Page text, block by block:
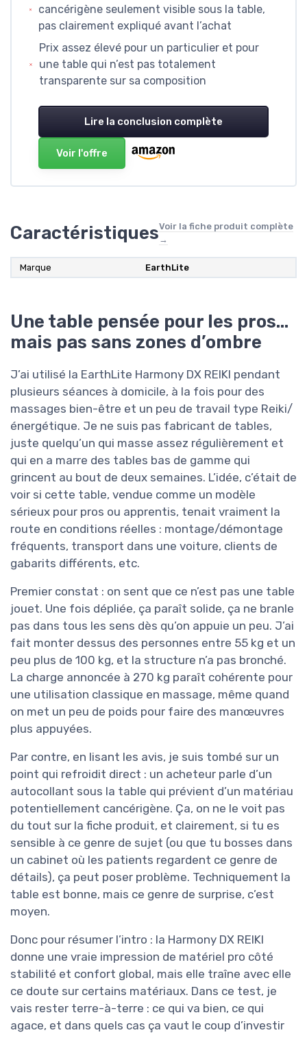
cancérigène seulement visible sous la table,
pas clairement expliqué avant l’achat
Prix assez élevé pour un particulier et pour
une table qui n’est pas totalement
transparente sur sa composition
Lire la conclusion complète
Voir l'offre
CaractéristiquesVoir la fiche produit complète
→
Marque EarthLite
Une table pensée pour les pros…
mais pas sans zones d’ombre
J’ai utilisé la EarthLite Harmony DX REIKI pendant
plusieurs séances à domicile, à la fois pour des
massages bien-être et un peu de travail type Reiki/
énergétique. Je ne suis pas fabricant de tables,
juste quelqu’un qui masse assez régulièrement et
qui en a marre des tables bas de gamme qui
grincent au bout de deux semaines. L’idée, c’était de
voir si cette table, vendue comme un modèle
sérieux pour pros ou apprentis, tenait vraiment la
route en conditions réelles : montage/démontage
fréquents, transport dans une voiture, clients de
gabarits différents, etc.
Premier constat : on sent que ce n’est pas une table
jouet. Une fois dépliée, ça paraît solide, ça ne branle
pas dans tous les sens dès qu’on appuie un peu. J’ai
fait monter dessus des personnes entre 55 kg et un
peu plus de 100 kg, et la structure n’a pas bronché.
La charge annoncée à 270 kg paraît cohérente pour
une utilisation classique en massage, même quand
on met un peu de poids pour faire des manœuvres
plus appuyées.
Par contre, en lisant les avis, je suis tombé sur un
point qui refroidit direct : un acheteur parle d’un
autocollant sous la table qui prévient d’un matériau
potentiellement cancérigène. Ça, on ne le voit pas
du tout sur la fiche produit, et clairement, si tu es
sensible à ce genre de sujet (ou que tu bosses dans
un cabinet où les patients regardent ce genre de
détails), ça peut poser problème. Techniquement la
table est bonne, mais ce genre de surprise, c’est
moyen.
Donc pour résumer l’intro : la Harmony DX REIKI
donne une vraie impression de matériel pro côté
stabilité et confort global, mais elle traîne avec elle
ce doute sur certains matériaux. Dans ce test, je
vais rester terre-à-terre : ce qui va bien, ce qui
agace, et dans quels cas ça vaut le coup d’investir